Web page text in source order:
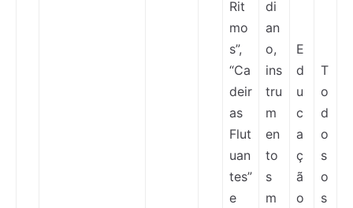
Rit
mo
s”,
“Ca
deir
as
Flut
uan
tes”
e
di
an
o,
ins
tru
m
en
to
s
m
E
d
u
c
a
ç
ã
o
T
o
d
o
s
o
s